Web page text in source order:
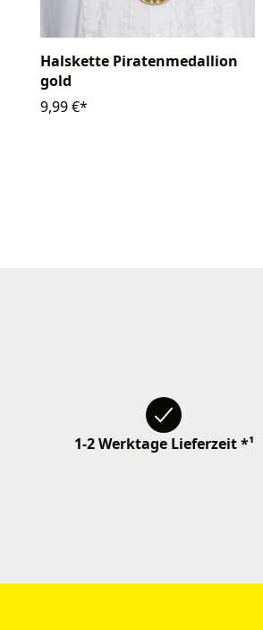
Halskette Piratenmedallion
gold
9,99 €*
1-2 Werktage Lieferzeit *¹